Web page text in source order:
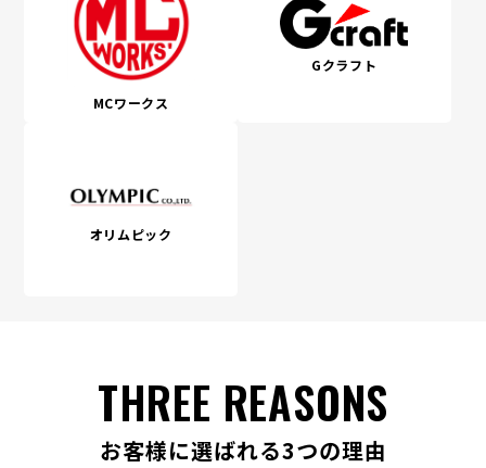
MCワークス
Gクラフト
オリムピック
THREE REASONS
お客様に選ばれる3つの理由